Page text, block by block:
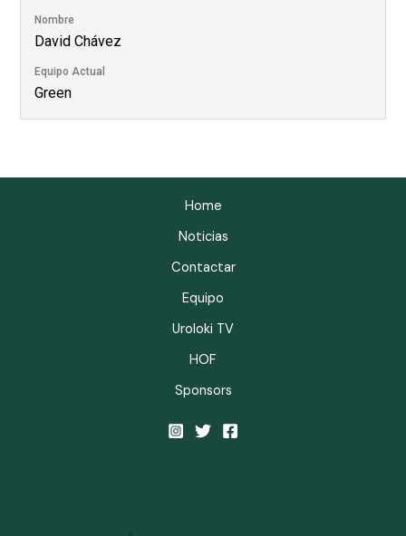
Nombre
David Chávez
Equipo Actual
Green
Home
Noticias
Contactar
Equipo
Uroloki TV
HOF
Sponsors